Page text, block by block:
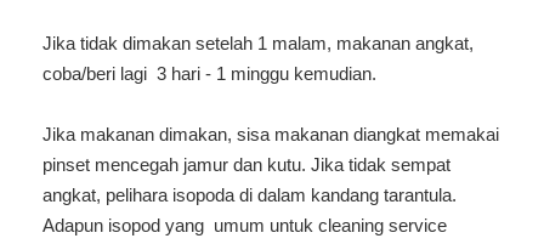
Jika tidak dimakan setelah 1 malam, makanan angkat,
coba/beri lagi 3 hari - 1 minggu kemudian.
Jika makanan dimakan, sisa makanan diangkat memakai
pinset mencegah jamur dan kutu. Jika tidak sempat
angkat, pelihara isopoda di dalam kandang tarantula.
Adapun isopod yang umum untuk cleaning service